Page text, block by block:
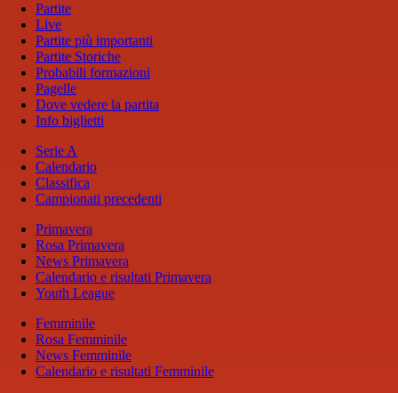
Partite
Live
Partite più importanti
Partite Storiche
Probabili formazioni
Pagelle
Dove vedere la partita
Info biglietti
Serie A
Calendario
Classifica
Campionati precedenti
Primavera
Rosa Primavera
News Primavera
Calendario e risultati Primavera
Youth League
Femminile
Rosa Femminile
News Femminile
Calendario e risultati Femminile